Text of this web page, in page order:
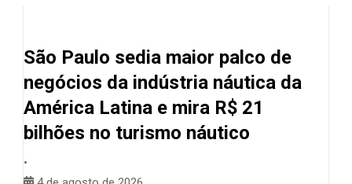
São Paulo sedia maior palco de
negócios da indústria náutica da
América Latina e mira R$ 21
bilhões no turismo náutico
•